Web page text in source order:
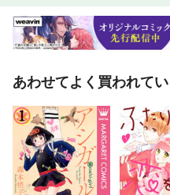
あわせてよく買われて